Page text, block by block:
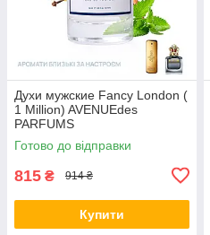
Духи мужские Fancy London (
1 Million) AVENUEdes
PARFUMS
Готово до відправки
815 ₴ 914 ₴
Купити